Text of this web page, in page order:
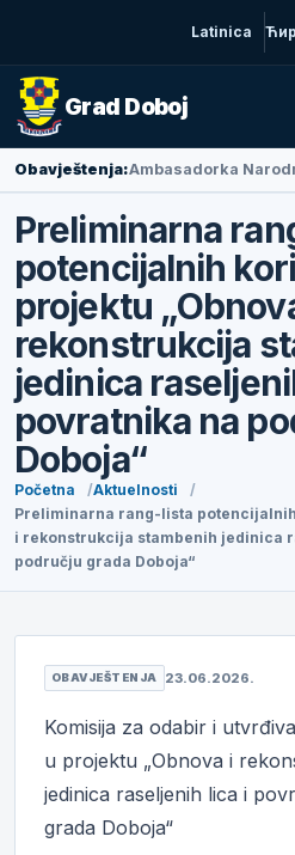
Latinica
Grad Doboj
Obavještenja:
Preliminarna
potencijalnih
projektu
rekonstrukcija
jedinica
povratnika na
Doboja“
Početna
Aktuelnosti
Preliminarna rang-lista
i rekonstrukcija stambenih jedinica
području grada Doboja“
OBAVJEŠTENJA 23.06.2026.
Komisija za odabir i
u projektu „Obnova i
jedinica raseljenih lica i
grada Doboja“